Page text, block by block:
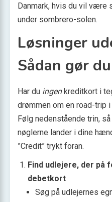
Danmark, hvis du vil være
under sombrero-solen.
Løsninger
Sådan gør
Har du ingenkreditkort i
drømmen om en road-trip
Følg nedenstående trin,
nøglerne lander i dine
”Credit” trykt foran.
Find udlejere, der på
debetkort
Søg på udlejernes